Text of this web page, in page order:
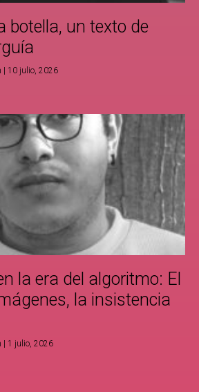
botella, un texto de
10 julio, 2026
la era del algoritmo: El
la insistencia
1 julio, 2026